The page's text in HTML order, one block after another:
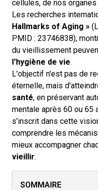
cellules, de nos
Les recherches
Hallmarks of Aging »
PMID : 23746838),
du vieillissement
l'hygiène de vie.
L'objectif n'est pas de
éternelle, mais
santé, en préservant
mentale après 60 ou 65
s'inscrit dans cette
comprendre les
mieux accompagner
vieillir.
SOMMAIRE